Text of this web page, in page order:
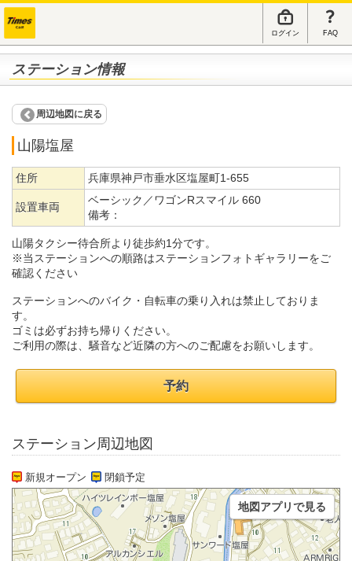
ログイン FAQ
ステーション情報
周辺地図に戻る
山陽塩屋
住所 兵庫県神戸市垂水区塩屋町1-655
設置車両
ベーシック／ワゴンRスマイル 660
備考：
山陽タクシー待合所より徒歩約1分です。
※当ステーションへの順路はステーションフォトギャラリーをご
確認ください
ステーションへのバイク・自転車の乗り入れは禁止しておりま
す。
ゴミは必ずお持ち帰りください。
ご利用の際は、騒音など近隣の方へのご配慮をお願いします。
予約
ステーション周辺地図
新規オープン 閉鎖予定
地図アプリで見る